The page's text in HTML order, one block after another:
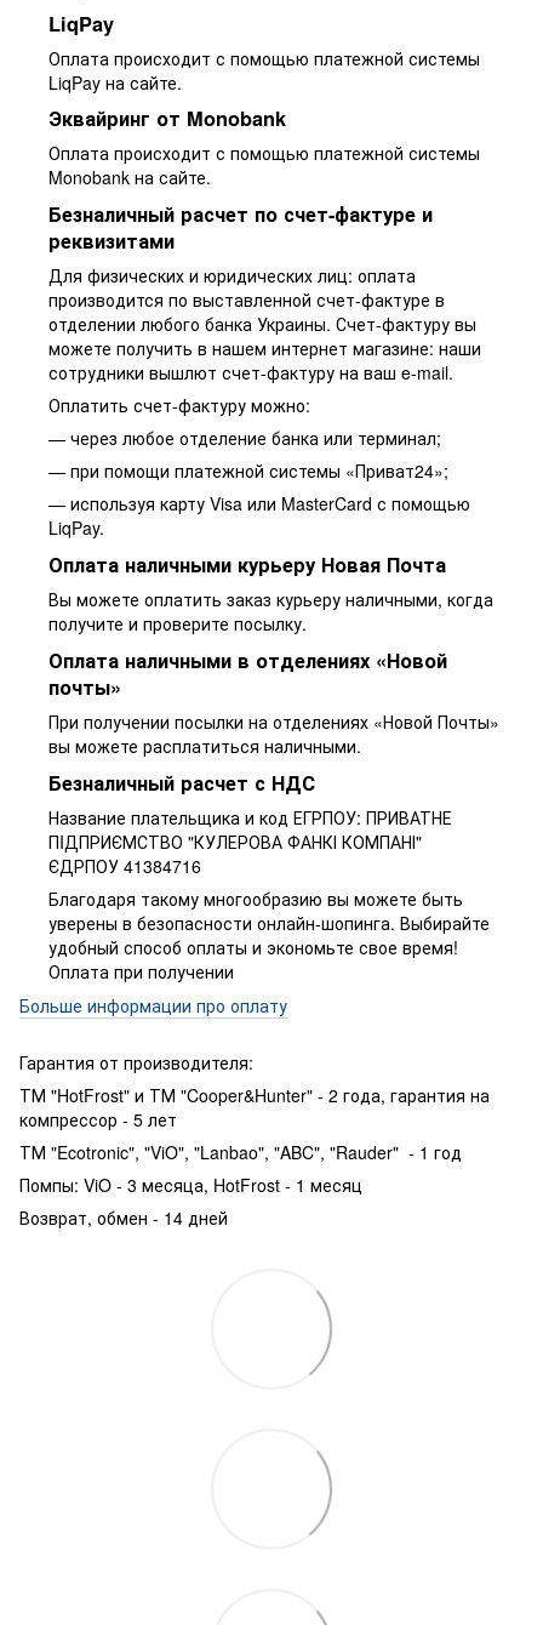
LiqPay
Оплата происходит с помощью платежной системы
LiqPay на сайте.
Эквайринг от Monobank
Оплата происходит с помощью платежной системы
Monobank на сайте.
Безналичный расчет по счет-фактуре и
реквизитами
Для физических и юридических лиц: оплата
производится по выставленной счет-фактуре в
отделении любого банка Украины. Счет-фактуру вы
можете получить в нашем интернет магазине: наши
сотрудники вышлют счет-фактуру на ваш e-mail.
Оплатить счет-фактуру можно:
— через любое отделение банка или терминал;
— при помощи платежной системы «Приват24»;
— используя карту Visa или MasterCard с помощью
LiqPay.
Оплата наличными курьеру Новая Почта
Вы можете оплатить заказ курьеру наличными, когда
получите и проверите посылку.
Оплата наличными в отделениях «Новой
почты»
При получении посылки на отделениях «Новой Почты»
вы можете расплатиться наличными.
Безналичный расчет с НДС
Название плательщика и код ЕГРПОУ: ПРИВАТНЕ
ПIДПРИЄМСТВО "КУЛЕРОВА ФАНКІ КОМПАНІ"
ЄДРПОУ 41384716
Благодаря такому многообразию вы можете быть
уверены в безопасности онлайн-шопинга. Выбирайте
удобный способ оплаты и экономьте свое время!
Оплата при получении
Больше информации про оплату
Гарантия от производителя:
ТМ "HotFrost" и ТМ "Cooper&Hunter" - 2 года, гарантия на
компрессор - 5 лет
ТМ "Ecotronic", "ViO", "Lanbao", "ABC", "Rauder" - 1 год
Помпы: ViO - 3 месяца, HotFrost - 1 месяц
Возврат, обмен - 14 дней